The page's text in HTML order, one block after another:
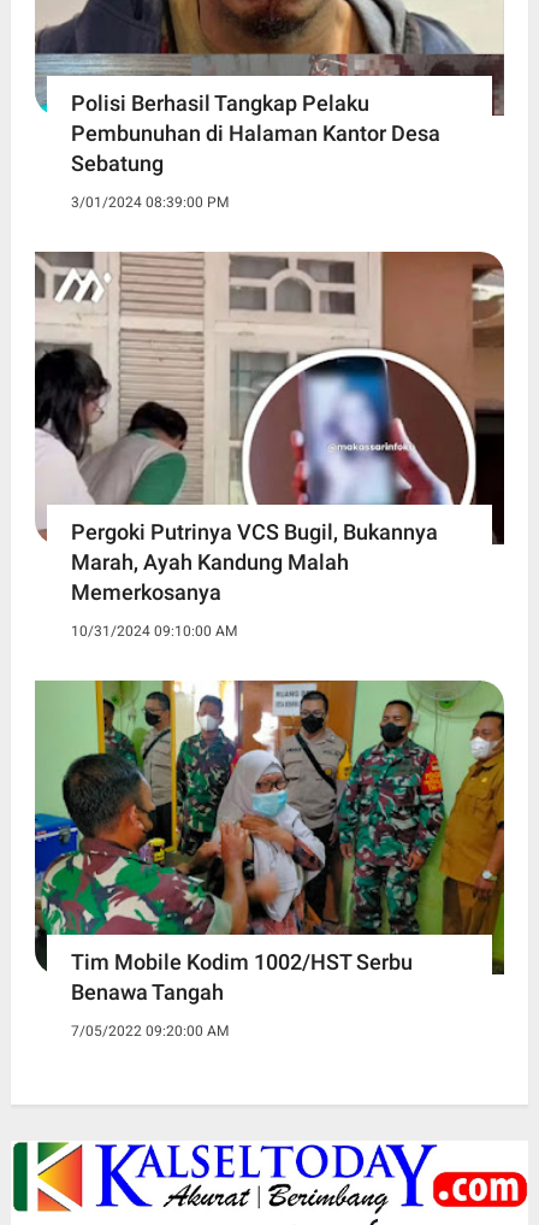
Polisi Berhasil Tangkap Pelaku
Pembunuhan di Halaman Kantor Desa
Sebatung
3/01/2024 08:39:00 PM
Pergoki Putrinya VCS Bugil, Bukannya
Marah, Ayah Kandung Malah
Memerkosanya
10/31/2024 09:10:00 AM
Tim Mobile Kodim 1002/HST Serbu
Benawa Tangah
7/05/2022 09:20:00 AM